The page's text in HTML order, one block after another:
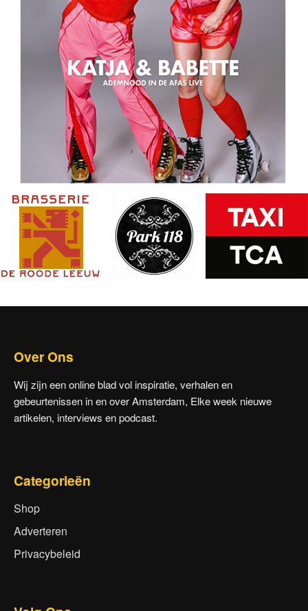
Over Ons
Wij zijn een online blad vol inspiratie, verhalen en
gebeurtenissen in en over Amsterdam, Elke week nieuwe
artikelen, interviews en podcast.
Categorieën
Shop
Adverteren
Privacybeleid